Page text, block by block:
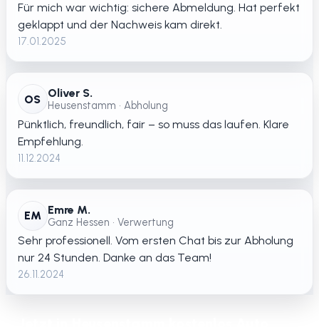
Für mich war wichtig: sichere Abmeldung. Hat perfekt
geklappt und der Nachweis kam direkt.
17.01.2025
OS Oliver S.
Heusenstamm • Abholung
Pünktlich, freundlich, fair – so muss das laufen. Klare
Empfehlung.
11.12.2024
EM Emre M.
Ganz Hessen • Verwertung
Sehr professionell. Vom ersten Chat bis zur Abholung
nur 24 Stunden. Danke an das Team!
26.11.2024